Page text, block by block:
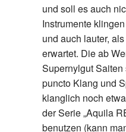
und soll es auch
Instrumente
und auch lauter,
erwartet. Die ab
Supernylgut
puncto Klang und
klanglich noch
der Serie „Aquila
benutzen (kann